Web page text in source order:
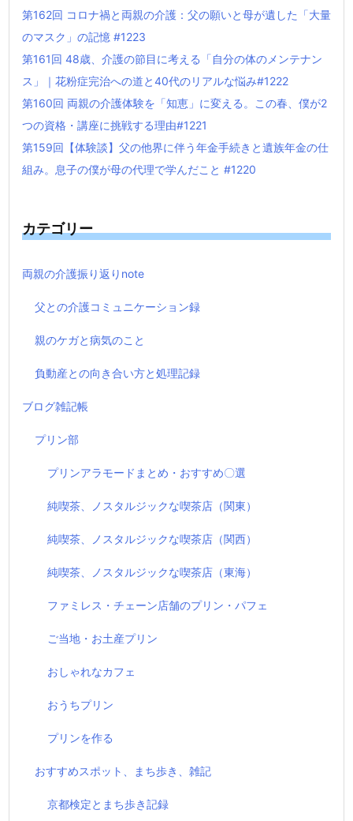
第162回 コロナ禍と両親の介護：父の願いと母が遺した「大量
のマスク」の記憶 #1223
第161回 48歳、介護の節目に考える「自分の体のメンテナン
ス」｜花粉症完治への道と40代のリアルな悩み#1222
第160回 両親の介護体験を「知恵」に変える。この春、僕が2
つの資格・講座に挑戦する理由#1221
第159回【体験談】父の他界に伴う年金手続きと遺族年金の仕
組み。息子の僕が母の代理で学んだこと #1220
カテゴリー
両親の介護振り返りnote
父との介護コミュニケーション録
親のケガと病気のこと
負動産との向き合い方と処理記録
ブログ雑記帳
プリン部
プリンアラモードまとめ・おすすめ〇選
純喫茶、ノスタルジックな喫茶店（関東）
純喫茶、ノスタルジックな喫茶店（関西）
純喫茶、ノスタルジックな喫茶店（東海）
ファミレス・チェーン店舗のプリン・パフェ
ご当地・お土産プリン
おしゃれなカフェ
おうちプリン
プリンを作る
おすすめスポット、まち歩き、雑記
京都検定とまち歩き記録